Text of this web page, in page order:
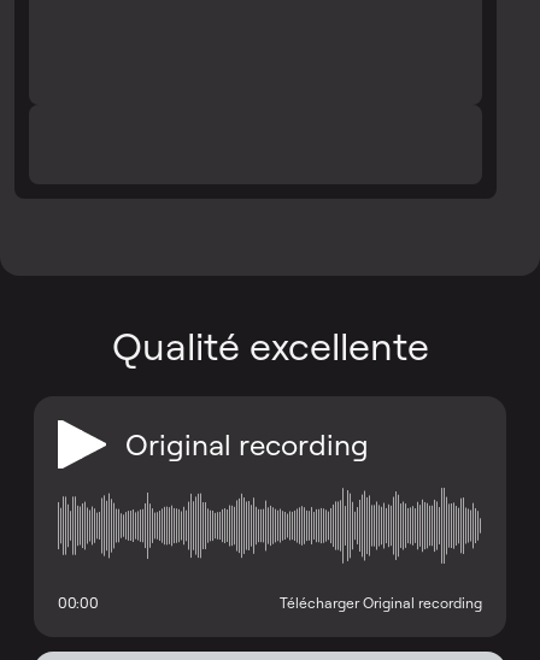
Qualité excellente
Original recording
00:00 Télécharger Original recording